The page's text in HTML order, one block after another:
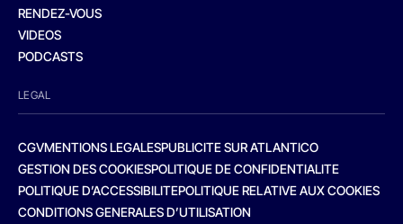
RENDEZ-VOUS
VIDEOS
PODCASTS
LEGAL
CGVMENTIONS LEGALESPUBLICITE SUR ATLANTICO
GESTION DES COOKIESPOLITIQUE DE CONFIDENTIALITE
POLITIQUE D’ACCESSIBILITEPOLITIQUE RELATIVE AUX COOKIES
CONDITIONS GENERALES D’UTILISATION